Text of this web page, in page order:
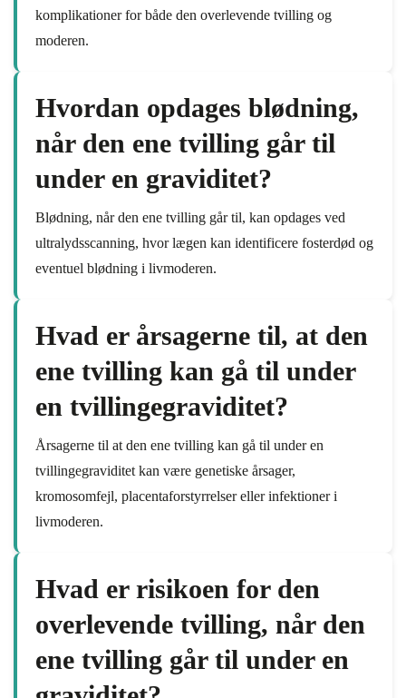
komplikationer for både den overlevende tvilling og
moderen.
Hvordan opdages blødning,
når den ene tvilling går til
under en graviditet?
Blødning, når den ene tvilling går til, kan opdages ved
ultralydsscanning, hvor lægen kan identificere fosterdød og
eventuel blødning i livmoderen.
Hvad er årsagerne til, at den
ene tvilling kan gå til under
en tvillingegraviditet?
Årsagerne til at den ene tvilling kan gå til under en
tvillingegraviditet kan være genetiske årsager,
kromosomfejl, placentaforstyrrelser eller infektioner i
livmoderen.
Hvad er risikoen for den
overlevende tvilling, når den
ene tvilling går til under en